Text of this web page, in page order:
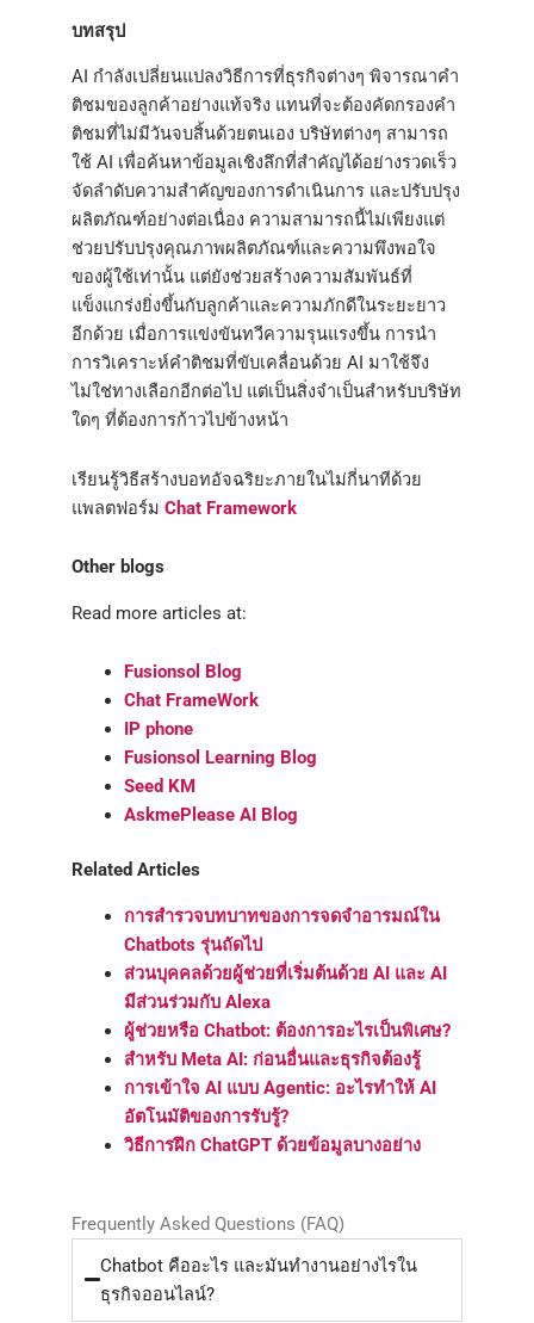
บทสรุป
AI กำลังเปลี่ยนแปลงวิธีการที่ธุรกิจต่างๆ พิจารณาคำ
ติชมของลูกค้าอย่างแท้จริง แทนที่จะต้องคัดกรองคำ
ติชมที่ไม่มีวันจบสิ้นด้วยตนเอง บริษัทต่างๆ สามารถ
ใช้ AI เพื่อค้นหาข้อมูลเชิงลึกที่สำคัญได้อย่างรวดเร็ว
จัดลำดับความสำคัญของการดำเนินการ และปรับปรุง
ผลิตภัณฑ์อย่างต่อเนื่อง ความสามารถนี้ไม่เพียงแต่
ช่วยปรับปรุงคุณภาพผลิตภัณฑ์และความพึงพอใจ
ของผู้ใช้เท่านั้น แต่ยังช่วยสร้างความสัมพันธ์ที่
แข็งแกร่งยิ่งขึ้นกับลูกค้าและความภักดีในระยะยาว
อีกด้วย เมื่อการแข่งขันทวีความรุนแรงขึ้น การนำ
การวิเคราะห์คำติชมที่ขับเคลื่อนด้วย AI มาใช้จึง
ไม่ใช่ทางเลือกอีกต่อไป แต่เป็นสิ่งจำเป็นสำหรับบริษัท
ใดๆ ที่ต้องการก้าวไปข้างหน้า
เรียนรู้วิธีสร้างบอทอัจฉริยะภายในไม่กี่นาทีด้วย
แพลตฟอร์ม Chat Framework
Other blogs
Read more articles at:
Fusionsol Blog
Chat FrameWork
IP phone
Fusionsol Learning Blog
Seed KM
AskmePlease AI Blog
Related Articles
การสำรวจบทบาทของการจดจำอารมณ์ใน
Chatbots รุ่นถัดไป
ส่วนบุคคลด้วยผู้ช่วยที่เริ่มต้นด้วย AI และ AI
มีส่วนร่วมกับ Alexa
ผู้ช่วยหรือ Chatbot: ต้องการอะไรเป็นพิเศษ?
สำหรับ Meta AI: ก่อนอื่นและธุรกิจต้องรู้
การเข้าใจ AI แบบ Agentic: อะไรทำให้ AI
อัตโนมัติของการรับรู้?
วิธีการฝึก ChatGPT ด้วยข้อมูลบางอย่าง
Frequently Asked Questions (FAQ)
Chatbot คืออะไร และมันทำงานอย่างไรใน
ธุรกิจออนไลน์?